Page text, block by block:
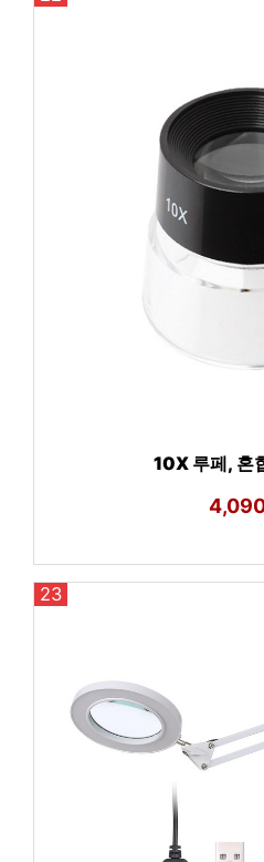
10X 루페, 혼
23